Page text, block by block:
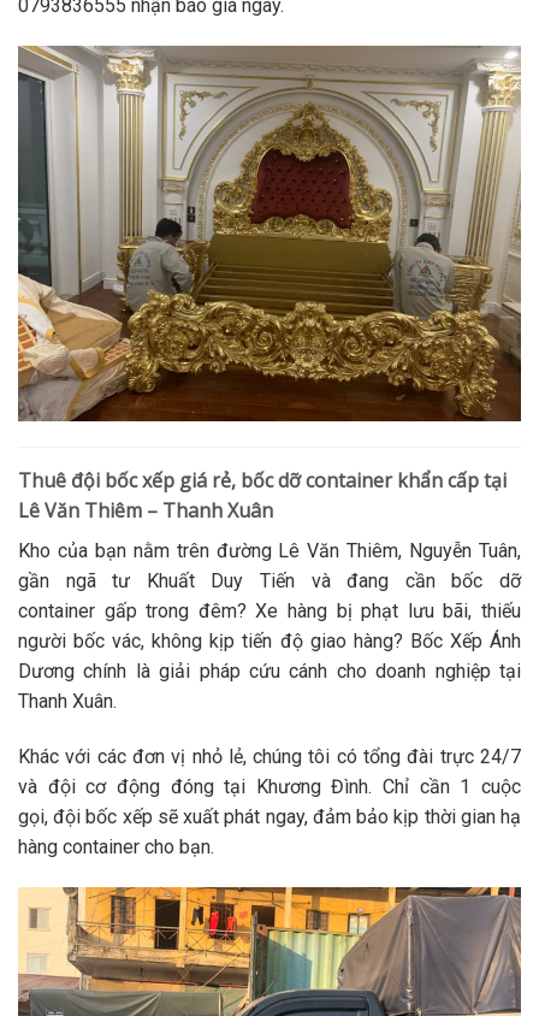
0793836555 nhận báo giá ngay.
Thuê đội bốc xếp giá rẻ, bốc dỡ container khẩn cấp tại
Lê Văn Thiêm – Thanh Xuân
Kho của bạn nằm trên đường Lê Văn Thiêm, Nguyễn Tuân,
gần ngã tư Khuất Duy Tiến và đang cần bốc dỡ
container gấp trong đêm? Xe hàng bị phạt lưu bãi, thiếu
người bốc vác, không kịp tiến độ giao hàng? Bốc Xếp Ánh
Dương chính là giải pháp cứu cánh cho doanh nghiệp tại
Thanh Xuân.
Khác với các đơn vị nhỏ lẻ, chúng tôi có tổng đài trực 24/7
và đội cơ động đóng tại Khương Đình. Chỉ cần 1 cuộc
gọi,đội bốc xếp sẽ xuất phát ngay, đảm bảo kịp thời gianhạ
hàng container cho bạn.